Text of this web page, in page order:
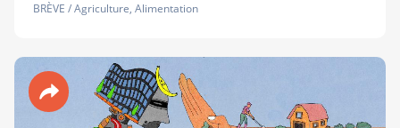
BRÈVE /Agriculture, Alimentation
Revue 90°